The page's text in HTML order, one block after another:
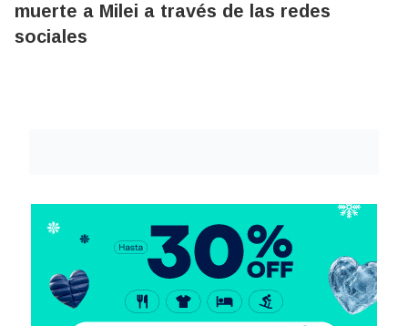
muerte a Milei a través de las redes
sociales